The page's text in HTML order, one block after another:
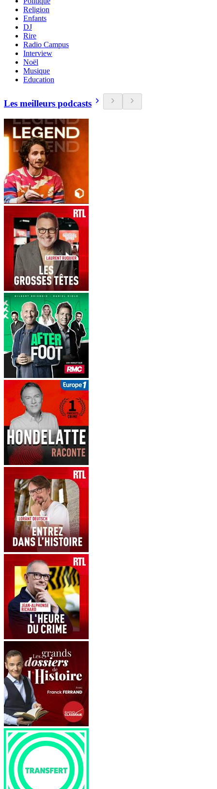
Religion
Enfants
DJ
Rire
Radio Campus
Interview
Noël
Musique
Education
Les meilleurs podcasts